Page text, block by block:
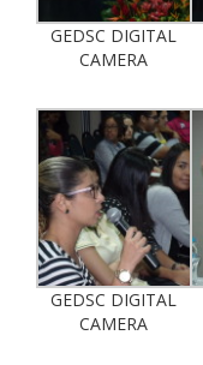
GEDSC DIGITAL
CAMERA
GEDSC DIGITAL
CAMERA